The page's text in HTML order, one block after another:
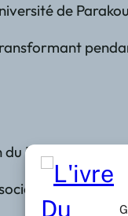
de
FELIPA a
Elle